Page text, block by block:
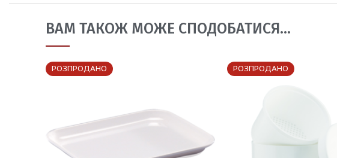
ВАМ ТАКОЖ МОЖЕ СПОДОБАТИСЯ…
РОЗПРОДАНО РОЗПРОДАНО